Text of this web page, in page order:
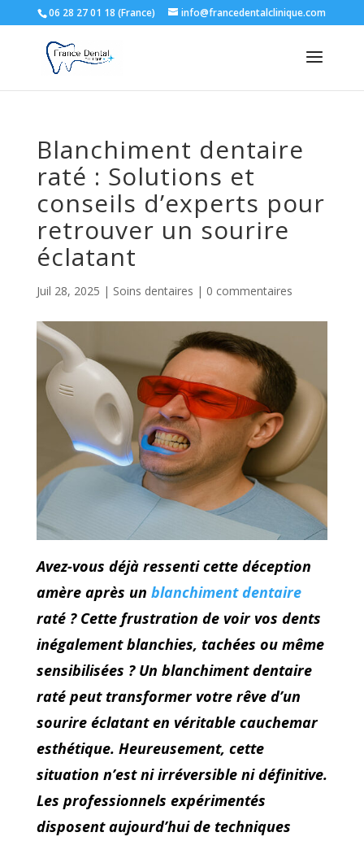
06 28 27 01 18 (France) info@francedentalclinique.com
Blanchiment dentaire
raté : Solutions et
conseils d’experts pour
retrouver un sourire
éclatant
Juil 28, 2025 | Soins dentaires | 0 commentaires
Avez-vous déjà ressenti cette déception
amère après un blanchiment dentaire
raté ? Cette frustration de voir vos dents
inégalement blanchies, tachées ou même
sensibilisées ? Un blanchiment dentaire
raté peut transformer votre rêve d’un
sourire éclatant en véritable cauchemar
esthétique. Heureusement, cette
situation n’est ni irréversible ni définitive.
Les professionnels expérimentés
disposent aujourd’hui de techniques